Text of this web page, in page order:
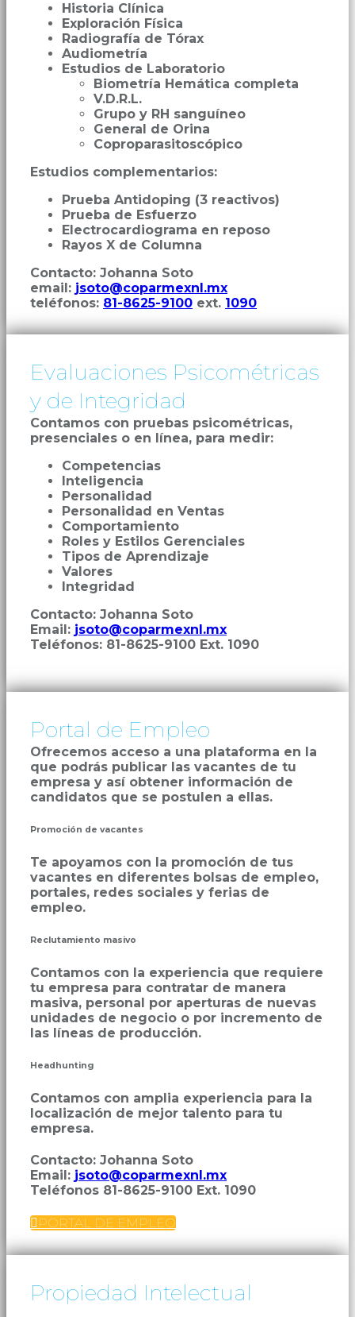
Historia Clínica
Exploración Física
Radiografía de Tórax
Audiometría
Estudios de Laboratorio
Biometría Hemática completa
V.D.R.L.
Grupo y RH sanguíneo
General de Orina
Coproparasitoscópico
Estudios complementarios:
Prueba Antidoping (3 reactivos)
Prueba de Esfuerzo
Electrocardiograma en reposo
Rayos X de Columna
Contacto: Johanna Soto
email: jsoto@coparmexnl.mx
teléfonos: 81-8625-9100 ext. 1090
Evaluaciones Psicométricas
y de Integridad
Contamos con pruebas psicométricas,
presenciales o en línea, para medir:
Competencias
Inteligencia
Personalidad
Personalidad en Ventas
Comportamiento
Roles y Estilos Gerenciales
Tipos de Aprendizaje
Valores
Integridad
Contacto: Johanna Soto
Email: jsoto@coparmexnl.mx
Teléfonos: 81-8625-9100 Ext. 1090
Portal de Empleo
Ofrecemos acceso a una plataforma en la
que podrás publicar las vacantes de tu
empresa y así obtener información de
candidatos que se postulen a ellas.
Promoción de vacantes
Te apoyamos con la promoción de tus
vacantes en diferentes bolsas de empleo,
portales, redes sociales y ferias de
empleo.
Reclutamiento masivo
Contamos con la experiencia que requiere
tu empresa para contratar de manera
masiva, personal por aperturas de nuevas
unidades de negocio o por incremento de
las líneas de producción.
Headhunting
Contamos con amplia experiencia para la
localización de mejor talento para tu
empresa.
Contacto: Johanna Soto
Email: jsoto@coparmexnl.mx
Teléfonos 81-8625-9100 Ext. 1090
 PORTAL DE EMPLEO
Propiedad Intelectual